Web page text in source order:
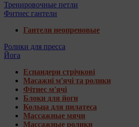
Тренировочные петли
Фитнес гантели
Гантели неопреновые
Ролики для пресса
Йога
Еспандери стрічкові
Масажні м'ячі та ролики
Фітнес м'ячі
Блоки для йоги
Кольца для пилатеса
Массажные мячи
Массажные ролики